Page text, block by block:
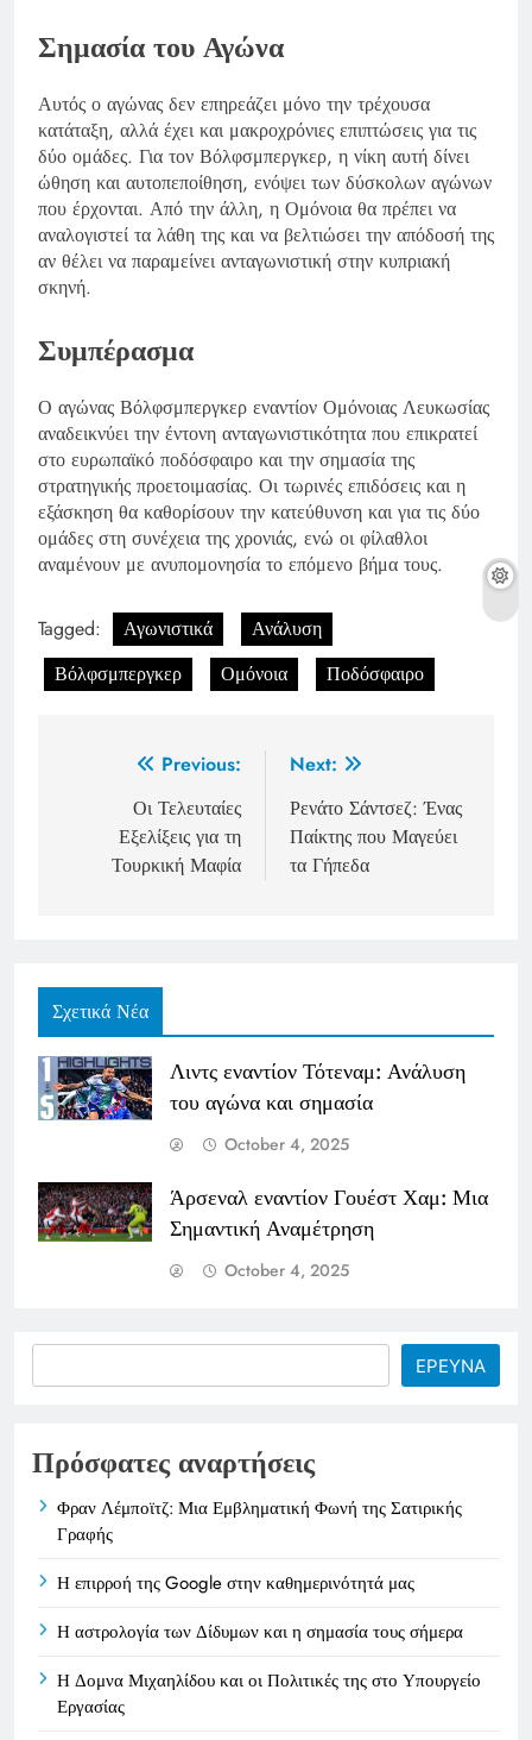
Σημασία του Αγώνα
Αυτός ο αγώνας δεν επηρεάζει μόνο την τρέχουσα
κατάταξη, αλλά έχει και μακροχρόνιες επιπτώσεις για τις
δύο ομάδες. Για τον Βόλφσμπεργκερ, η νίκη αυτή δίνει
ώθηση και αυτοπεποίθηση, ενόψει των δύσκολων αγώνων
που έρχονται. Από την άλλη, η Ομόνοια θα πρέπει να
αναλογιστεί τα λάθη της και να βελτιώσει την απόδοσή της
αν θέλει να παραμείνει ανταγωνιστική στην κυπριακή
σκηνή.
Συμπέρασμα
Ο αγώνας Βόλφσμπεργκερ εναντίον Ομόνοιας Λευκωσίας
αναδεικνύει την έντονη ανταγωνιστικότητα που επικρατεί
στο ευρωπαϊκό ποδόσφαιρο και την σημασία της
στρατηγικής προετοιμασίας. Οι τωρινές επιδόσεις και η
εξάσκηση θα καθορίσουν την κατεύθυνση και για τις δύο
ομάδες στη συνέχεια της χρονιάς, ενώ οι φίλαθλοι
αναμένουν με ανυπομονησία το επόμενο βήμα τους.
Tagged: Αγωνιστικά
Ανάλυση
Βόλφσμπεργκερ
Ομόνοια Ποδόσφαιρο
navigation
Previous:
Οι Τελευταίες
Εξελίξεις για τη
Τουρκική Μαφία
Next:
Ρενάτο Σάντσεζ: Ένας
Παίκτης που Μαγεύει
τα Γήπεδα
Σχετικά Νέα
Λιντς εναντίον Τότεναμ: Ανάλυση
του αγώνα και σημασία
October 4, 2025
Άρσεναλ εναντίον Γουέστ Χαμ: Μια
Σημαντική Αναμέτρηση
October 4, 2025
ΕΡΕΥΝΑ
Πρόσφατες αναρτήσεις
Φραν Λέμποϊτζ: Μια Εμβληματική Φωνή της Σατιρικής
Γραφής
Η επιρροή της Google στην καθημερινότητά μας
Η αστρολογία των Δίδυμων και η σημασία τους σήμερα
Η Δομνα Μιχαηλίδου και οι Πολιτικές της στο Υπουργείο
Εργασίας